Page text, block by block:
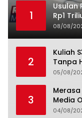
1
Usulan
Rp1
08/08/
2
Kuliah
Tanpa
05/08/
3
Media
04/08/